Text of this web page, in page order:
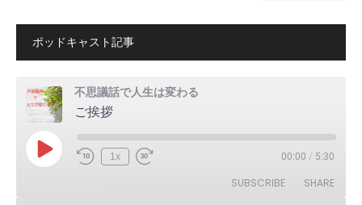
ポッドキャスト記事
不思議話で人生は変わる
ご挨拶
Play
Episode
1x 00:00 / 5:30
SUBSCRIBE SHARE